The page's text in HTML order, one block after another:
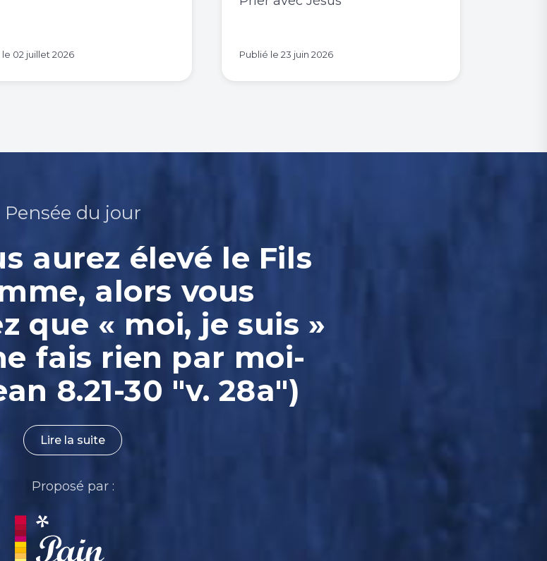
le 02 juillet 2026 Publié le 23 juin 2026
Pensée du jour
aurez élevé le Fils
alors vous
que « moi, je suis »
fais rien par moi-
8.21-30 "v. 28a")
Lire la suite
Proposé par :